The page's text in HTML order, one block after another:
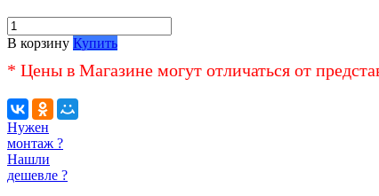
В корзину Купить
* Цены в Магазине могут отличаться от
Нужен
монтаж ?
Нашли
дешевле ?